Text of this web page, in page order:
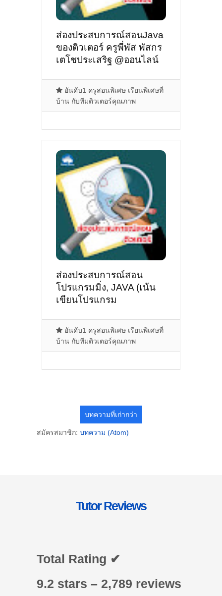
ส่องประสบการณ์สอนJava
ของติวเตอร์ ครูพี่พัส พัสกร
เตโชประเสริฐ @ออนไลน์
อันดับ1 ครูสอนพิเศษ เรียนพิเศษที่
บ้าน กับทีมติวเตอร์คุณภาพ
ส่องประสบการณ์สอน
โปรแกรมมิ่ง, JAVA (เน้น
เขียนโปรแกรม
ติวเตอร์ ครูพี่ลูกแก้ว นาง
สาวภคกร ไชยมงคล
@ออนไลน์
อันดับ1 ครูสอนพิเศษ เรียนพิเศษที่
บ้าน กับทีมติวเตอร์คุณภาพ
บทความที่เก่ากว่า
สมัครสมาชิก: บทความ (Atom)
Tutor Reviews
Total Rating ✔
9.2 stars – 2,789 reviews